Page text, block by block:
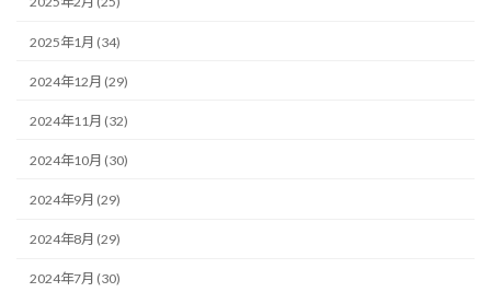
2025年1月 (34)
2024年12月 (29)
2024年11月 (32)
2024年10月 (30)
2024年9月 (29)
2024年8月 (29)
2024年7月 (30)